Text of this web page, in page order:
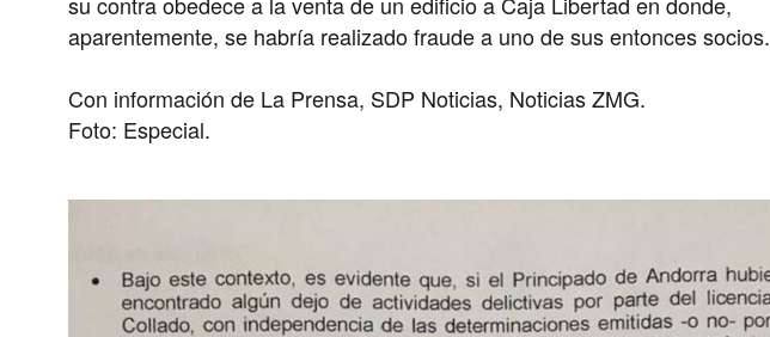
aparentemente, se habría realizado fraude a uno de sus entonces socios.
Con información de La Prensa, SDP Noticias, Noticias ZMG.
Foto: Especial.